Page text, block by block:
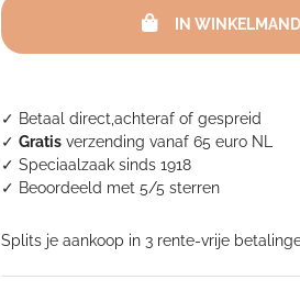
✓ Betaal direct,achteraf of gespreid
✓Gratis verzending vanaf 65 euro NL
✓ Speciaalzaak sinds 1918
✓ Beoordeeld met 5/5 sterren
Splits je aankoop in 3 rente-vrije
Sweater
Dames
aantal
IN WINKELMAND